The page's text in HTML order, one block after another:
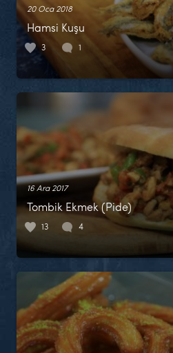
20 Oca 2018
Hamsi Kuşu
3 1
16 Ara 2017
Tombik Ekmek (Pide)
13 4